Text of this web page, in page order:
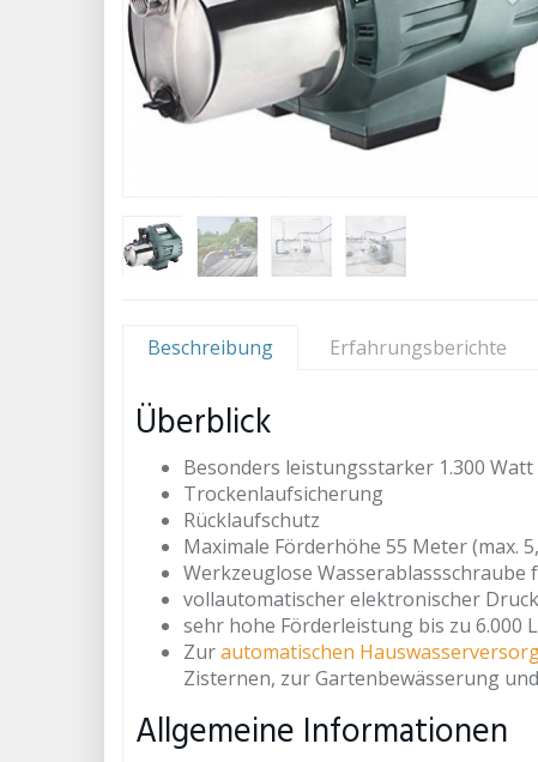
Beschreibung Erfahrungsberichte
Überblick
Besonders leistungsstarker 1.300
Trockenlaufsicherung
Rücklaufschutz
Maximale Förderhöhe 55 Meter (max.
Werkzeuglose
vollautomatischer elektronischer
sehr hohe Förderleistung bis zu 6.000
Zurautomatischen
Zisternen, zur Gartenbewässerung
Allgemeine Informationen